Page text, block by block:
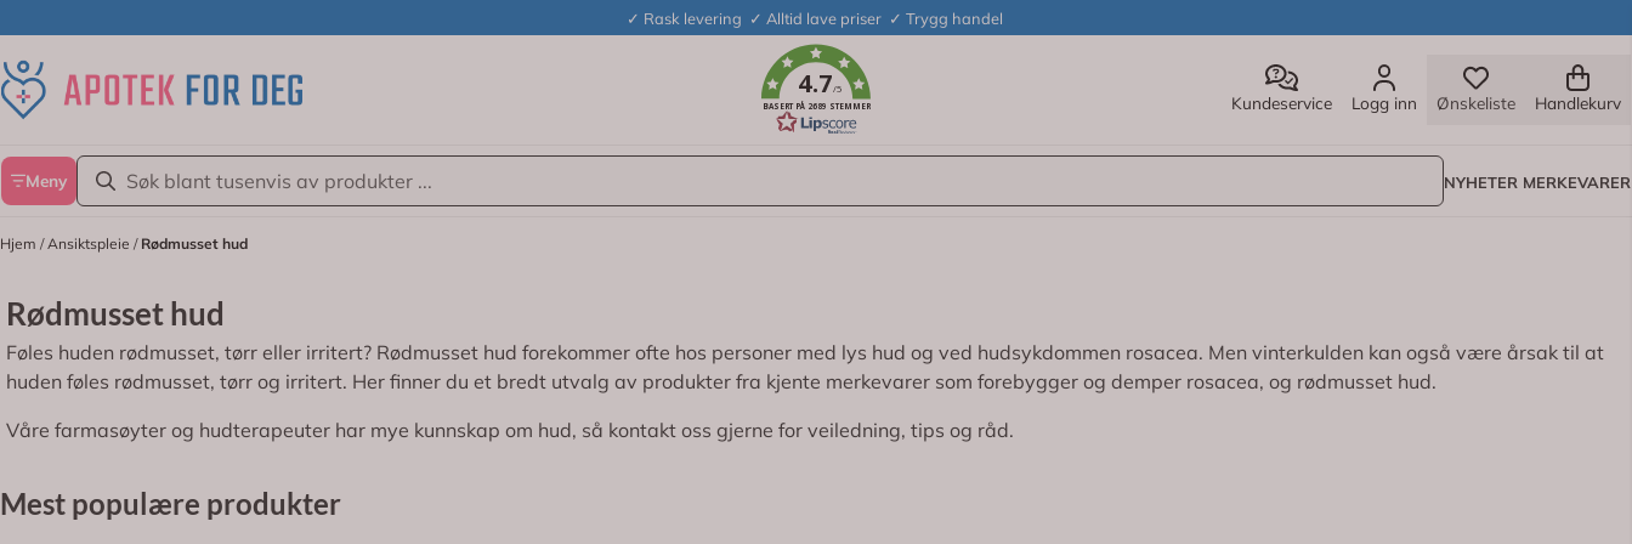
✓ Rask levering ✓ Alltid lave priser ✓ Trygg handel
4.7/5
BASERT PÅ 2689 STEMMER Kundeservice Logg inn Ønskeliste Handlekurv
Meny NYHETER MERKEVARER
Hjem /Ansiktspleie / Rødmusset hud
Rødmusset hud
Føles huden rødmusset, tørr eller irritert? Rødmusset hud forekommer ofte hos personer med lys hud og ved hudsykdommen rosacea. Men vinterkulden kan også være årsak til at
huden føles rødmusset, tørr og irritert. Her finner du et bredt utvalg av produkter fra kjente merkevarer som forebygger og demper rosacea, og rødmusset hud.
Våre farmasøyter og hudterapeuter har mye kunnskap om hud, så kontakt oss gjerne for veiledning, tips og råd.
Mest populære produkter